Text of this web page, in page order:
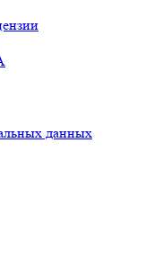
данных